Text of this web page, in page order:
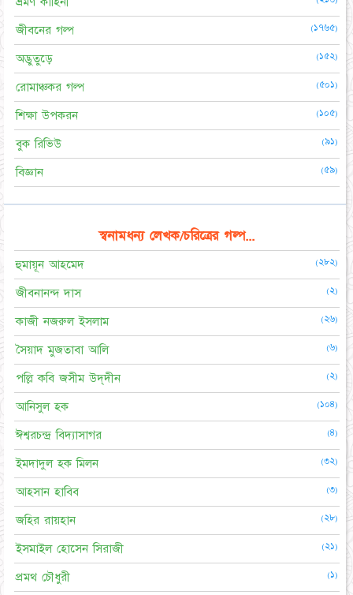
জীবনের গল্প (১৭৬৫)
অদ্ভুতুড়ে (১৫২)
রোমাঞ্চকর গল্প (৫০১)
শিক্ষা উপকরন (১০৫)
বুক রিভিউ (৯১)
বিজ্ঞান (৫৯)
স্বনামধন্য লেখক/চরিত্রের গল্প...
হুমায়ূন আহমেদ (২৮২)
জীবনানন্দ দাস (২)
কাজী নজরুল ইসলাম (২৬)
সৈয়াদ মুজতাবা আলি (৬)
পল্লি কবি জসীম উদ্‌দীন (২)
আনিসুল হক (১০৪)
ঈশ্বরচন্দ্র বিদ্যাসাগর (৪)
ইমদাদুল হক মিলন (৩২)
আহসান হাবিব (৩)
জহির রায়হান (২৮)
ইসমাইল হোসেন সিরাজী (২১)
প্রমথ চৌধুরী (১)